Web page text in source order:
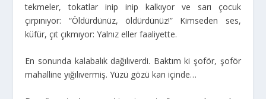
tekmeler, tokatlar inip inip kalkıyor ve sarı çocuk
çırpınıyor: “Öldürdünüz, öldürdünüz!” Kimseden ses,
küfür, çıt çıkmıyor: Yalnız eller faaliyette.
En sonunda kalabalık dağılıverdi. Baktım ki şoför, şoför
mahalline yığılıvermiş. Yüzü gözü kan içinde…